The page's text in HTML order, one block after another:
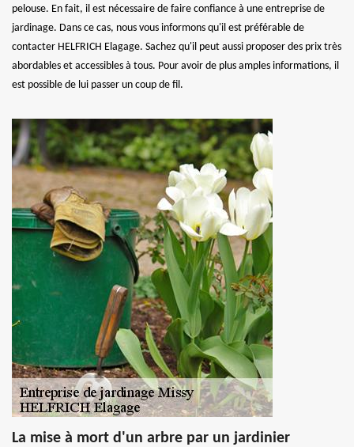
pelouse. En fait, il est nécessaire de faire confiance à une entreprise de
jardinage. Dans ce cas, nous vous informons qu'il est préférable de
contacter HELFRICH Elagage. Sachez qu'il peut aussi proposer des prix très
abordables et accessibles à tous. Pour avoir de plus amples informations, il
est possible de lui passer un coup de fil.
La mise à mort d'un arbre par un jardinier